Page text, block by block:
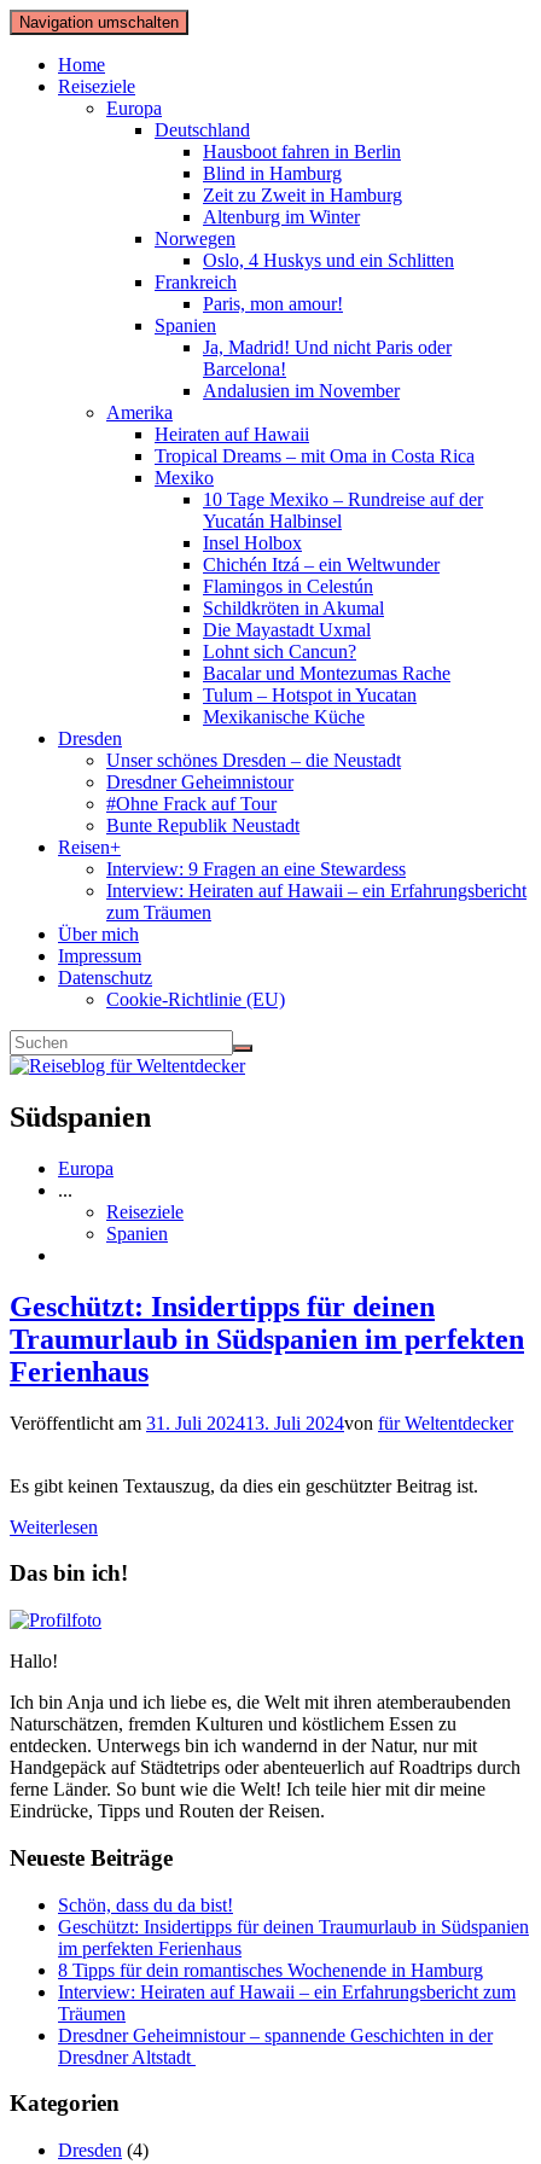
Navigation umschalten
Home
Reiseziele
Europa
Deutschland
Hausboot fahren in Berlin
Blind in Hamburg
Zeit zu Zweit in Hamburg
Altenburg im Winter
Norwegen
Oslo, 4 Huskys und ein Schlitten
Frankreich
Paris, mon amour!
Spanien
Ja, Madrid! Und nicht Paris oder
Barcelona!
Andalusien im November
Amerika
Heiraten auf Hawaii
Tropical Dreams – mit Oma in Costa Rica
Mexiko
10 Tage Mexiko – Rundreise auf der
Yucatán Halbinsel
Insel Holbox
Chichén Itzá – ein Weltwunder
Flamingos in Celestún
Schildkröten in Akumal
Die Mayastadt Uxmal
Lohnt sich Cancun?
Bacalar und Montezumas Rache
Tulum – Hotspot in Yucatan
Mexikanische Küche
Dresden
Unser schönes Dresden – die Neustadt
Dresdner Geheimnistour
#Ohne Frack auf Tour
Bunte Republik Neustadt
Reisen+
Interview: 9 Fragen an eine Stewardess
Interview: Heiraten auf Hawaii – ein Erfahrungsbericht
zum Träumen
Über mich
Impressum
Datenschutz
Cookie-Richtlinie (EU)
Südspanien
Europa
...
Reiseziele
Spanien
Geschützt: Insidertipps für deinen
Traumurlaub in Südspanien im perfekten
Ferienhaus
Veröffentlicht am 31. Juli 202413. Juli 2024von für Weltentdecker
Es gibt keinen Textauszug, da dies ein geschützter Beitrag ist.
Weiterlesen
Das bin ich!
Hallo!
Ich bin Anja und ich liebe es, die Welt mit ihren atemberaubenden
Naturschätzen, fremden Kulturen und köstlichem Essen zu
entdecken. Unterwegs bin ich wandernd in der Natur, nur mit
Handgepäck auf Städtetrips oder abenteuerlich auf Roadtrips durch
ferne Länder. So bunt wie die Welt! Ich teile hier mit dir meine
Eindrücke, Tipps und Routen der Reisen.
Neueste Beiträge
Schön, dass du da bist!
Geschützt: Insidertipps für deinen Traumurlaub in Südspanien
im perfekten Ferienhaus
8 Tipps für dein romantisches Wochenende in Hamburg
Interview: Heiraten auf Hawaii – ein Erfahrungsbericht zum
Träumen
Dresdner Geheimnistour – spannende Geschichten in der
Dresdner Altstadt
Kategorien
Dresden (4)